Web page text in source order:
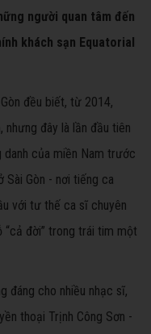
người quan tâm đến
khách sạn Equatorial
đều biết, từ 2014,
nhưng đây là lần đầu tiên
danh của miền Nam trước
Gòn - nơi tiếng ca
với tư thế ca sĩ chuyên
đời” trong trái tim một
đáng cho nhiều nhạc sĩ,
thoại Trịnh Công Sơn -